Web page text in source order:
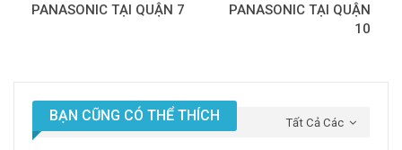
PANASONIC TẠI QUẬN 7
PANASONIC TẠI QUẬN
10
Tất Cả Các
BẠN CŨNG CÓ THỂ THÍCH